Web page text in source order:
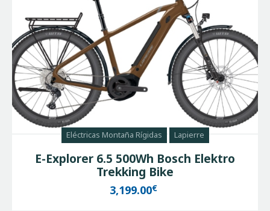
Eléctricas Montaña Rígidas Lapierre
E-Explorer 6.5 500Wh Bosch Elektro
Trekking Bike
3,199.00€